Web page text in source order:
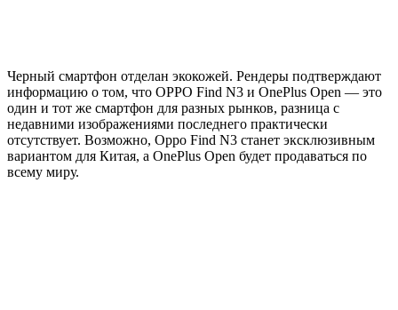
Черный смартфон отделан экокожей. Рендеры подтверждают
информацию о том, что OPPO Find N3 и OnePlus Open — это
один и тот же смартфон для разных рынков, разница с
недавними изображениями последнего практически
отсутствует. Возможно, Oppo Find N3 станет эксклюзивным
вариантом для Китая, а OnePlus Open будет продаваться по
всему миру.